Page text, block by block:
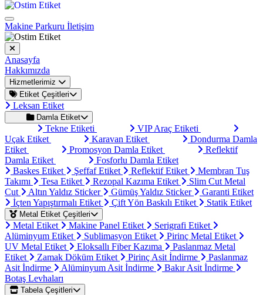
Makine Parkuru İletişim
Anasayfa
Hakkımızda
Hizmetlerimiz
Etiket Çeşitleri
Leksan Etiket
Damla Etiket
Tekne Etiketi
VIP Araç Etiketi
Uçak Etiket
Karavan Etiket
Dondurma Damla
Etiket
Promosyon Damla Etiket
Reflektif
Damla Etiket
Fosforlu Damla Etiket
Baskes Etiket
Şeffaf Etiket Reflektif Etiket
Membran Tuş
Takımı
Tesa Etiket Rezopal Kazıma Etiket
Slim Cut Metal
Cut
Altın Yaldız Sticker Gümüş Yaldız Sticker
Garanti Etiket
İçten Yapıştırmalı Etiket
Çift Yön Baskılı Etiket Statik Etiket
Metal Etiket Çeşitleri
Metal Etiket Makine Panel Etiket
Serigrafi Etiket
Alüminyum Etiket
Sublimasyon Etiket
Pirinç Metal Etiket
UV Metal Etiket
Eloksallı Fiber Kazıma
Paslanmaz Metal
Etiket
Zamak Döküm Etiket Pirinç Asit İndirme
Paslanmaz
Asit İndirme
Alüminyum Asit İndirme
Bakır Asit İndirme
Botaş Levhaları
Tabela Çeşitleri